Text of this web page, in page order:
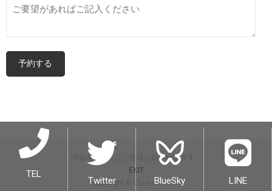
TEL
Twitter BlueSky LINE
18歳未満の方はご退場お願い致します。
EXIT
copyright © Chiara キアラ